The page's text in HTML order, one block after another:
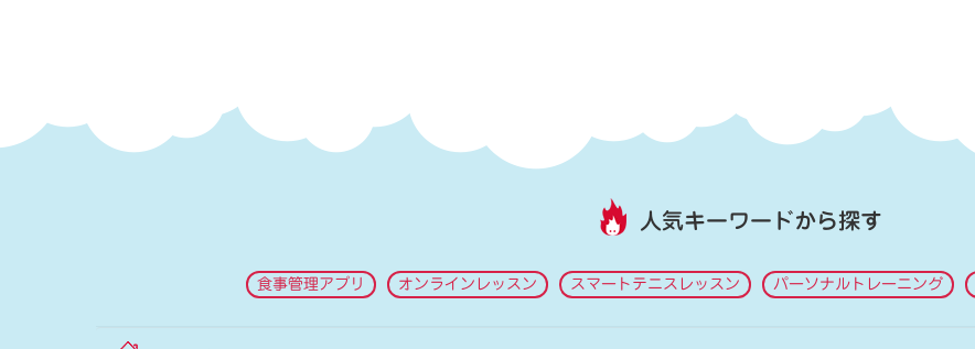
人気キーワードから探す
食事管理アプリ オンラインレッスン スマートテニスレッスン パーソナルトレーニング